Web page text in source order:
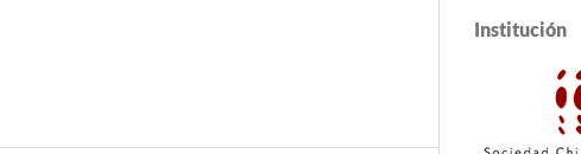
Institución